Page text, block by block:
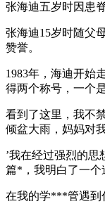
张海迪五岁时因患
张海迪15岁时随父
赞誉。
1983年，海迪开始
得两个称号，一个
看到了这里，我不
倾盆大雨，妈妈对
’我在经过强烈的
篇*，我明白了一个
在我的学***管遇到